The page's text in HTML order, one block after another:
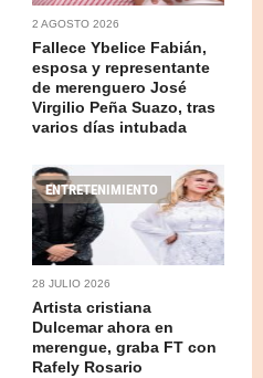
2 AGOSTO 2026
Fallece Ybelice Fabián,
esposa y representante
de merenguero José
Virgilio Peña Suazo, tras
varios días intubada
ENTRETENIMIENTO
28 JULIO 2026
Artista cristiana
Dulcemar ahora en
merengue, graba FT con
Rafely Rosario